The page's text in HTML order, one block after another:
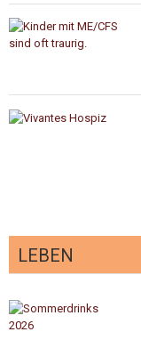
LEBEN